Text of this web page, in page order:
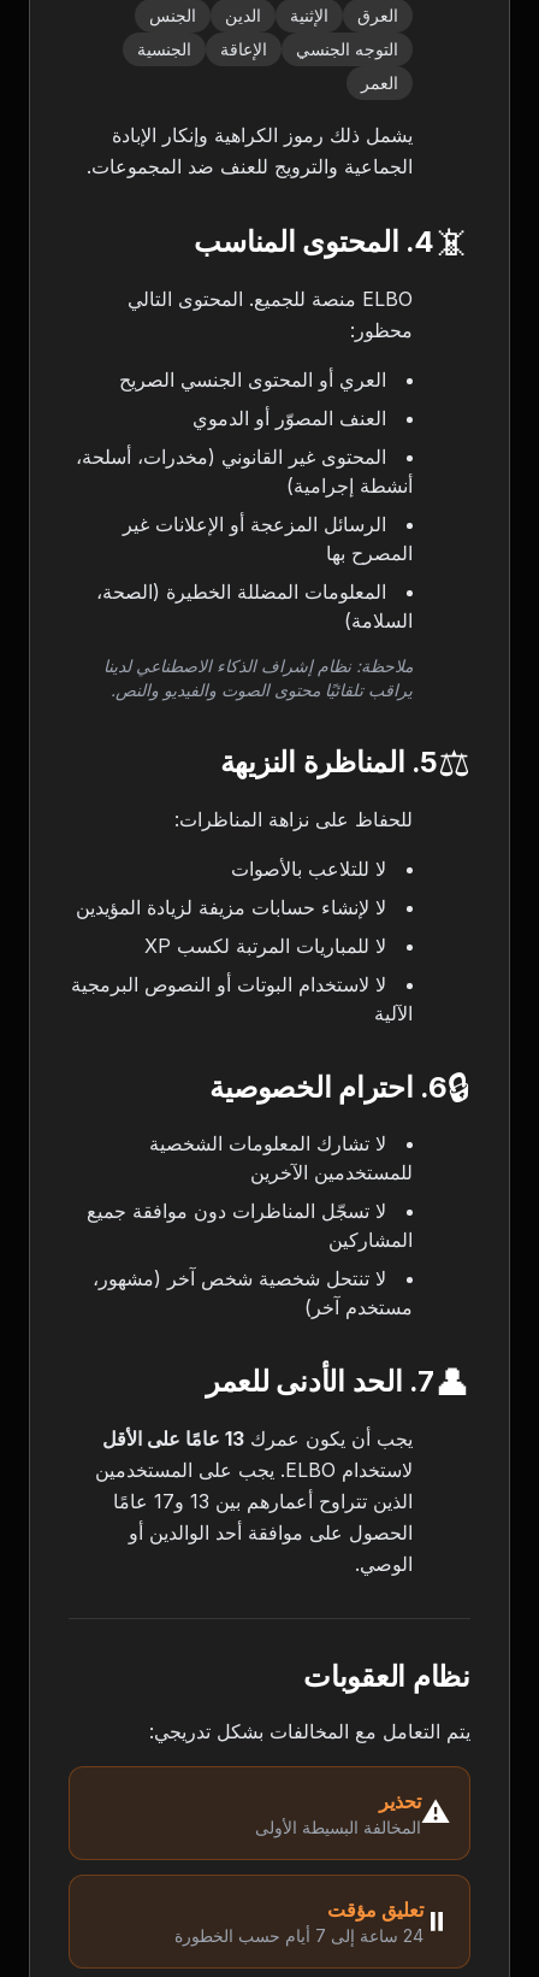
العرق الإثنية الدين
الجنس
التوجه الجنسي
الإعاقة
الجنسية
العمر
يشمل ذلك رموز الكراهية وإنكار الإبادة
الجماعية والترويج للعنف ضد المجموعات.
📵4. المحتوى المناسب
ELBO منصة للجميع. المحتوى التالي
محظور:
العري أو المحتوى الجنسي الصريح
العنف المصوّر أو الدموي
المحتوى غير القانوني (مخدرات، أسلحة،
أنشطة إجرامية)
الرسائل المزعجة أو الإعلانات غير
المصرح بها
المعلومات المضللة الخطيرة (الصحة،
السلامة)
ملاحظة: نظام إشراف الذكاء الاصطناعي لدينا
يراقب تلقائيًا محتوى الصوت والفيديو والنص.
⚖️5. المناظرة النزيهة
للحفاظ على نزاهة المناظرات:
لا للتلاعب بالأصوات
لا لإنشاء حسابات مزيفة لزيادة المؤيدين
لا للمباريات المرتبة لكسب XP
لا لاستخدام البوتات أو النصوص البرمجية
الآلية
🔒6. احترام الخصوصية
لا تشارك المعلومات الشخصية
للمستخدمين الآخرين
لا تسجّل المناظرات دون موافقة جميع
المشاركين
لا تنتحل شخصية شخص آخر (مشهور،
مستخدم آخر)
👤7. الحد الأدنى للعمر
يجب أن يكون عمرك 13 عامًا على الأقل
لاستخدام ELBO. يجب على المستخدمين
الذين تتراوح أعمارهم بين 13 و17 عامًا
الحصول على موافقة أحد الوالدين أو
الوصي.
نظام العقوبات
يتم التعامل مع المخالفات بشكل تدريجي:
⚠️تحذير
المخالفة البسيطة الأولى
⏸️ تعليق مؤقت
24 ساعة إلى 7 أيام حسب الخطورة